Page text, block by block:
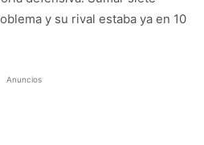
y su rival estaba ya en 10
Anuncios